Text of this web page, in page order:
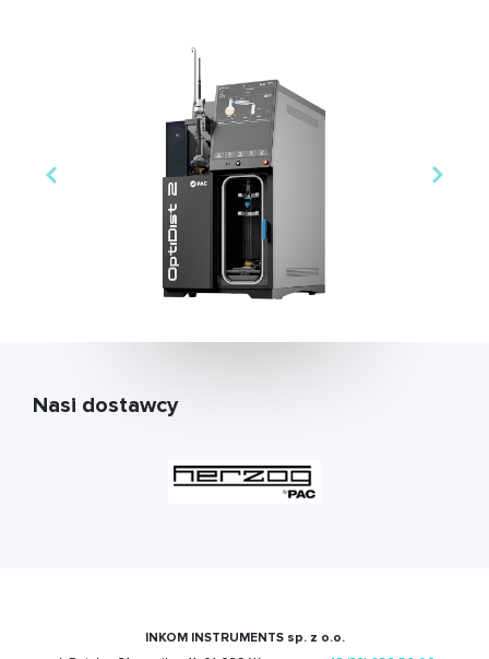
Nasi dostawcy
INKOM INSTRUMENTS sp. z o.o.